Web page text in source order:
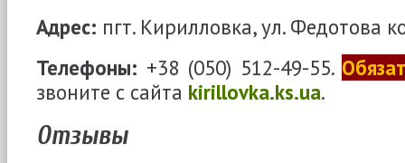
Адрес: пгт. Кирилловка, ул. Федотова
Телефоны: +38 (050) 512-49-55.
звоните с сайта kirillovka.ks.ua.
Отзывы